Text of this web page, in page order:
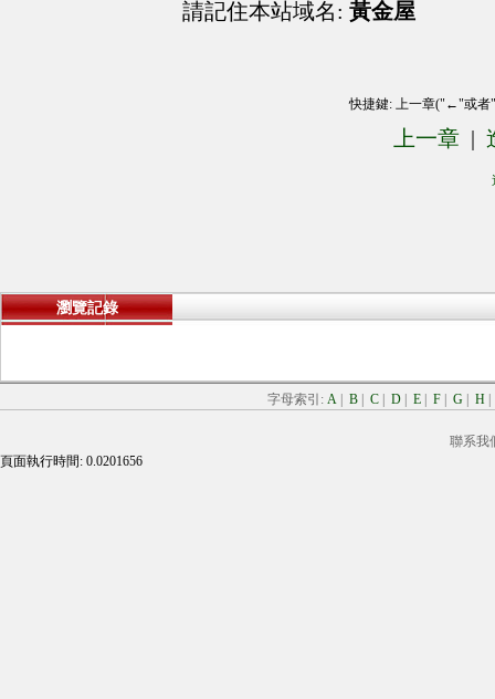
請記住本站域名: 黃金屋
快捷鍵: 上一章("←"或
上一章 |
瀏覽記錄
字母索引: A B C D E F G H
聯系我
頁面執行時間: 0.0201656